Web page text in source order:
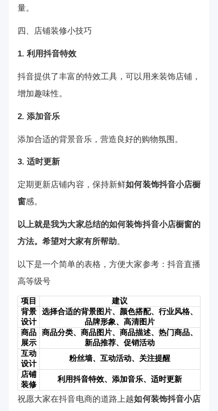
量。
四、店铺装修小技巧
1. 利用抖音特效
抖音提供了丰富的特效工具，可以用来装饰店铺，
增加趣味性。
2. 添加音乐
添加合适的背景音乐，营造良好的购物氛围。
3. 适时更新
定期更新店铺内容，保持新鲜如何装饰抖音小店橱
窗感。
以上就是我为大家总结的如何装饰抖音小店橱窗的
方法。希望对大家有所帮助。
以下是一个简单的表格，方便大家参考： 抖音直播
高等级号
项目
建议
背景
设计
选择合适的背景图片、颜色搭配、行业风格、
品牌形象、高清图片
商品
展示
商品分类、商品图片、商品描述、热门商品、
新品推荐、促销活动
互动
设计
粉丝墙、互动活动、关注提醒
店铺
装修
利用抖音特效、添加音乐、适时更新
祝愿大家在抖音电商的道路上越如何装饰抖音小店